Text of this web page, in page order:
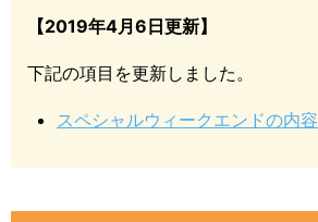
【2019年4月6日更新】
下記の項目を更新しました。
スペシャルウィークエンドの内容